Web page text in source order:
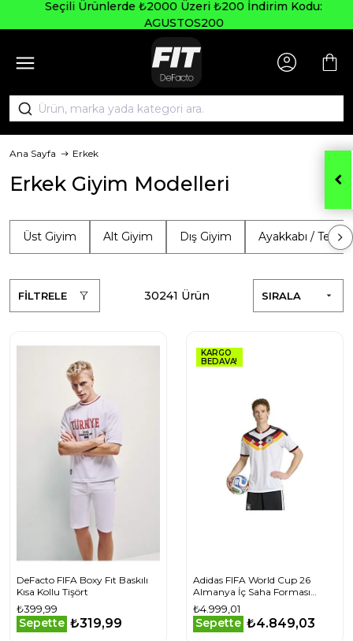
Seçili Ürünlerde ₺2000 Üzeri ₺200 İndirim Kodu:
AGUSTOS200
Ana Sayfa Erkek
Erkek Giyim Modelleri
Üst Giyim Alt Giyim Dış Giyim Ayakkabı / Terlik
FİLTRELE SIRALA
30241 Ürün
DeFacto FIFA Boxy Fıt Baskılı
Kısa Kollu Tişört
₺399,99
Sepette ₺319,99
KARGO
BEDAVA!
Adidas FIFA World Cup 26
Almanya İç Saha Forması
KD8363 Beyaz
₺4.999,01
Sepette ₺4.849,03